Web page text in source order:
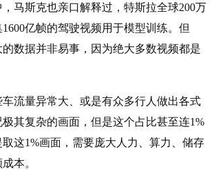
马斯克也亲口解释过，特斯拉全球200万
亿帧的驾驶视频用于模型训练。但
数据并非易事，因为绝大多数视频都是
流量异常大、或是有众多行人做出各式
其复杂的画面，但是这个占比甚至连1%
这1%画面，需要庞大人力、算力、储存
本。